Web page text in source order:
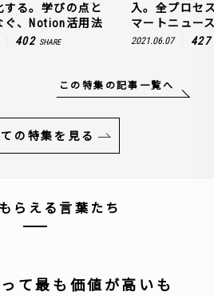
する。学びの点と
ぐ、Notion活用法
402 SHARE
入。全プロセ
マートニュー
2021.06.07 427
この特集の記事一覧へ
の特集を見る
らえる言葉たち
て最も価値が高いも